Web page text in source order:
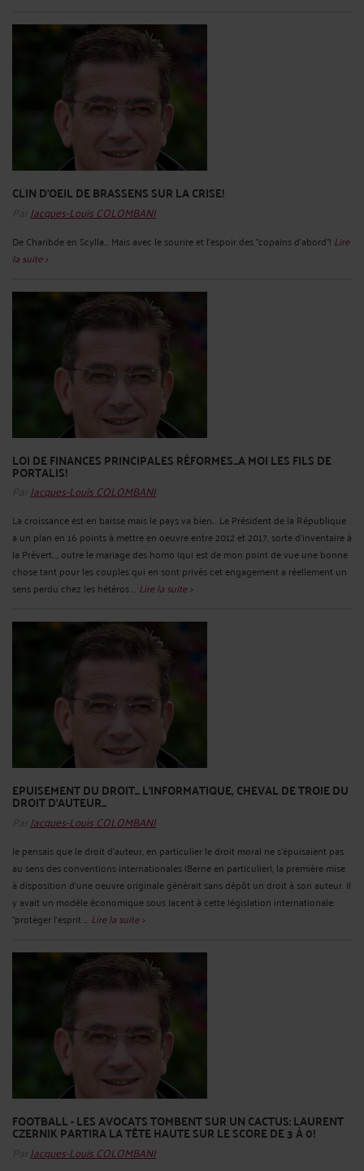
CLIN D'OEIL DE BRASSENS SUR LA CRISE!
Par Jacques-Louis COLOMBANI
De Charibde en Scylla... Mais avec le sourire et l'espoir des "copains d'abord"! Lire
la suite >
LOI DE FINANCES PRINCIPALES RÉFORMES...A MOI LES FILS DE
PORTALIS!
Par Jacques-Louis COLOMBANI
La croissance est en baisse mais le pays va bien... Le Président de la République
a un plan en 16 points à mettre en oeuvre entre 2012 et 2017, sorte d'inventaire à
la Prévert..., outre le mariage des homo (qui est de mon point de vue une bonne
chose tant pour les couples qui en sont privés cet engagement a réellement un
sens perdu chez les hétéros ... Lire la suite >
EPUISEMENT DU DROIT... L'INFORMATIQUE, CHEVAL DE TROIE DU
DROIT D'AUTEUR...
Par Jacques-Louis COLOMBANI
Je pensais que le droit d'auteur, en particulier le droit moral ne s'épuisaient pas
au sens des conventions internationales (Berne en particulier), la première mise
à disposition d'une oeuvre originale générait sans dépôt un droit à son auteur. Il
y avait un modèle économique sous Jacent à cette législation internationale:
"protéger l'esprit ... Lire la suite >
FOOTBALL - LES AVOCATS TOMBENT SUR UN CACTUS: LAURENT
CZERNIK PARTIRA LA TÊTE HAUTE SUR LE SCORE DE 3 À 0!
Par Jacques-Louis COLOMBANI